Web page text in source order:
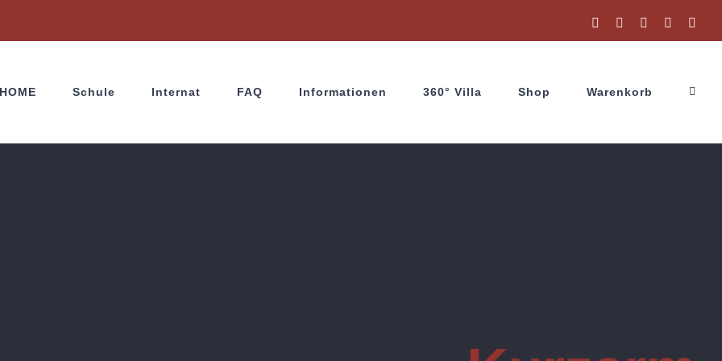
FacebookInstagram YouTube
HOME Schule Internat FAQ Informationen 360° Villa Shop Warenkorb